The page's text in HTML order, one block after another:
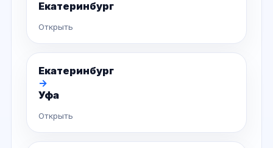
Екатеринбург
Открыть
Екатеринбург
→
Уфа
Открыть